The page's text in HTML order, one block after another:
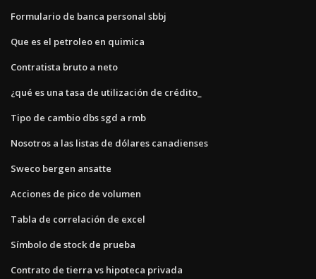
Formulario de banca personal sbbj
Que es el petroleo en quimica
Contratista bruto a neto
¿qué es una tasa de utilización de crédito_
Tipo de cambio dbs sgd a rmb
Nosotros a las listas de dólares canadienses
Sweco bergen ansatte
Acciones de pico de volumen
Tabla de correlación de excel
Símbolo de stock de prueba
Contrato de tierra vs hipoteca privada